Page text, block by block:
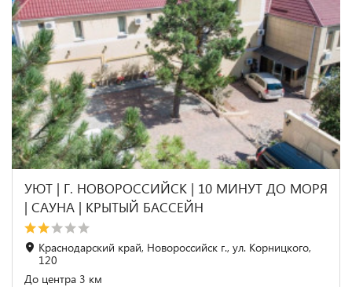
УЮТ | Г. НОВОРОССИЙСК | 10 МИНУТ ДО МОРЯ
| CАУНА | КРЫТЫЙ БАССЕЙН
Краснодарский край, Новороссийск г., ул. Корницкого,
120
До центра 3 км